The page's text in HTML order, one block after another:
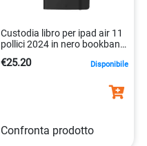
Custodia libro per ipad air 11
pollici 2024 in nero bookband
€25.20 Disponibile
Confronta prodotto